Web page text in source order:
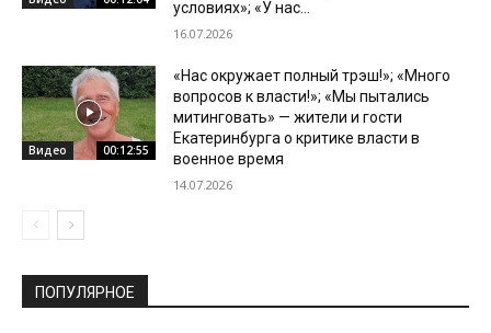
условиях»; «У нас...
16.07.2026
Видео 00:12:55
«Нас окружает полный трэш!»; «Много
вопросов к власти!»; «Мы пытались
митинговать» — жители и гости
Екатеринбурга о критике власти в
военное время
14.07.2026
ПОПУЛЯРНОЕ